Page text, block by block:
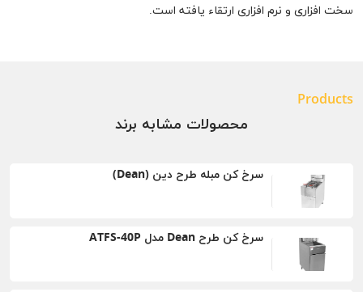
سخت افزاری و نرم افزاری ارتقاء یافته است.
Products
محصولات مشابه برند
سرخ کن مبله طرح دین (Dean)
سرخ کن طرح Dean مدل ATFS-40P